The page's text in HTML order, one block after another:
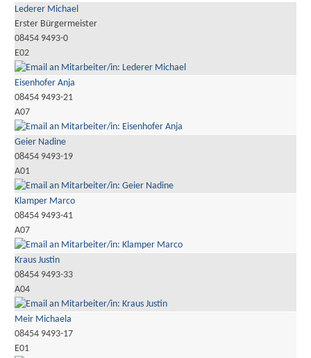
Lederer Michael
Erster Bürgermeister
08454 9493-0
E02
Eisenhofer Anja
08454 9493-21
A07
Geier Nadine
08454 9493-19
A01
Klamper Marco
08454 9493-41
A07
Kraus Justin
08454 9493-33
A04
Meir Michaela
08454 9493-17
E01